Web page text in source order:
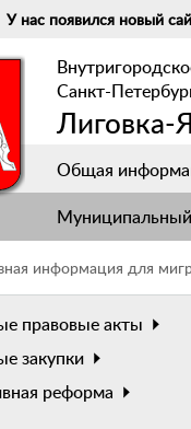
У нас появился новый
Санкт-
Лиговка-
Общая
информация для
правовые акты
закупки
реформа